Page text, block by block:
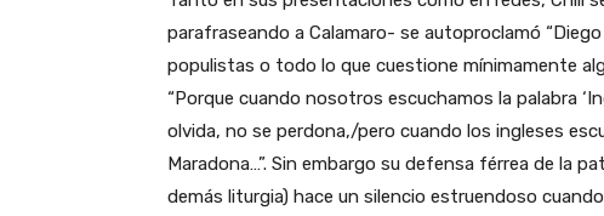
parafraseando a Calamaro- se autoproclamó
populistas o todo lo que cuestione mínimamente
“Porque cuando nosotros escuchamos la palabra
olvida, no se perdona,/pero cuando los ingleses
Maradona…”. Sin embargo su defensa férrea de la
demás liturgia) hace un silencio estruendoso